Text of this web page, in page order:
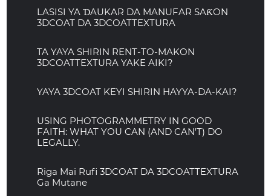
LASISI YA ƊAUKAR DA MANUFAR SAƘON
3DCOAT DA 3DCOATTEXTURA
TA YAYA SHIRIN RENT-TO-MAKON
3DCOATTEXTURA YAKE AIKI?
YAYA 3DCOAT KEYI SHIRIN HAYYA-DA-KAI?
USING PHOTOGRAMMETRY IN GOOD
FAITH: WHAT YOU CAN (AND CAN'T) DO
LEGALLY.
Riga Mai Rufi 3DCOAT DA 3DCOATTEXTURA
Ga Mutane